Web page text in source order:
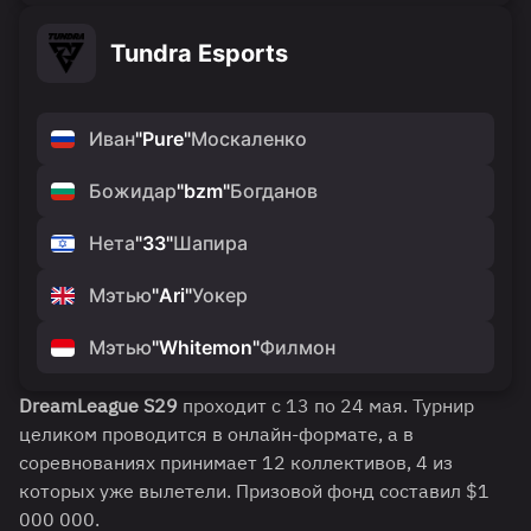
Tundra Esports
Иван"Pure"Москаленко
Божидар"bzm"Богданов
Нета"33"Шапира
Мэтью"Ari"Уокер
Мэтью"Whitemon"Филмон
DreamLeague S29 проходит с 13 по 24 мая. Турнир
целиком проводится в онлайн-формате, а в
соревнованиях принимает 12 коллективов, 4 из
которых уже вылетели. Призовой фонд составил $1
000 000.